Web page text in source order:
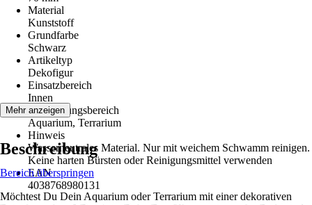
Material
Kunststoff
Grundfarbe
Schwarz
Artikeltyp
Dekofigur
Einsatzbereich
Innen
Anwendungsbereich
Aquarium, Terrarium
Hinweis
Wasserneutrales Material. Nur mit weichem Schwamm reinigen.
Keine harten Bürsten oder Reinigungsmittel verwenden
EAN
4038768980131
Mehr anzeigen
Beschreibung
Bereich überspringen
Möchtest Du Dein Aquarium oder Terrarium mit einer dekorativen